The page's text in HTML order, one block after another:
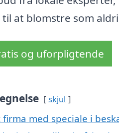
at blomstre som
og uforpligtende
skjul
firma med speciale i